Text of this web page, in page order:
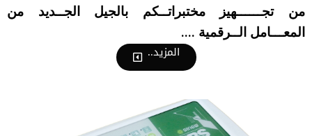
من تجــــــهيز مختبراتــكم بالجيل الجــديد من
المعـــامل الــرقمية ....
المزيد..